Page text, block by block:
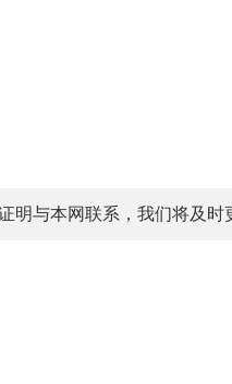
与本网联系，我们将及时